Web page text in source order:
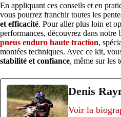
En appliquant ces conseils et en
vous pourrez franchir toutes les
et efficacité. Pour aller plus loin et
performances, découvrez dans notre
pneus enduro haute traction,
montées techniques. Avec ce kit,
stabilité et confiance, même sur les
Denis
Voir la